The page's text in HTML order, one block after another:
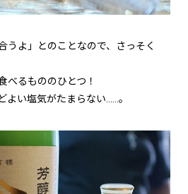
うよ」とのことなので、さっそく
べるもののひとつ！
よい塩気がたまらない……。